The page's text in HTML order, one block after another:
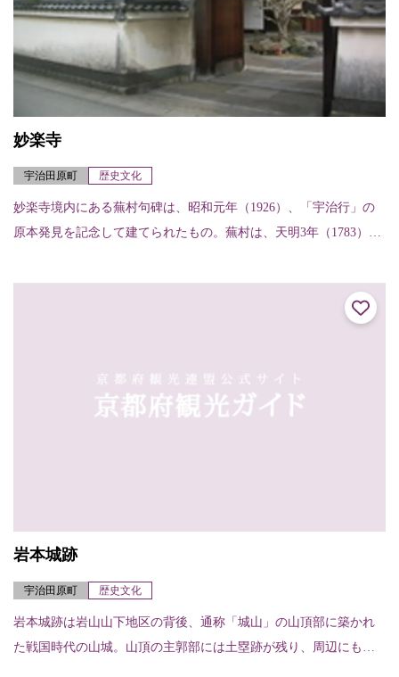
妙楽寺
宇治田原町 歴史文化
妙楽寺境内にある蕪村句碑は、昭和元年（1926）、「宇治行」の
原本発見を記念して建てられたもの。蕪村は、天明3年（1783）、
のときの紀...
岩本城跡
宇治田原町 歴史文化
岩本城跡は岩山山下地区の背後、通称「城山」の山頂部に築かれ
た戦国時代の山城。山頂の主郭部には土塁跡が残り、周辺にも曲